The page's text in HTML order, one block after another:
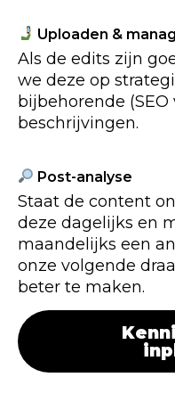
Uploaden &
Als de edits zijn
we deze op
bijbehorende
beschrijvingen.
Post-analyse
Staat de content
deze dagelijks en
maandelijks een
onze volgende
beter te maken.